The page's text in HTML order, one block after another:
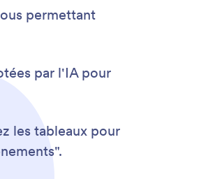
permettant
par l'IA pour
les tableaux pour